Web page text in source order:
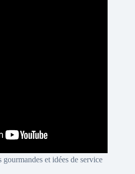
et idées de service